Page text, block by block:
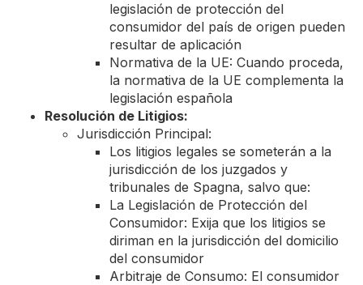
legislación de protección del
consumidor del país de origen pueden
resultar de aplicación
Normativa de la UE: Cuando proceda,
la normativa de la UE complementa la
legislación española
Resolución de Litigios:
Jurisdicción Principal:
Los litigios legales se someterán a la
jurisdicción de los juzgados y
tribunales de Spagna, salvo que:
La Legislación de Protección del
Consumidor: Exija que los litigios se
diriman en la jurisdicción del domicilio
del consumidor
Arbitraje de Consumo: El consumidor